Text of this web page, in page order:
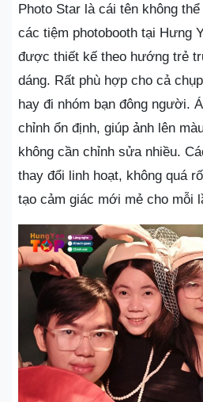
Photo Star là cái tên không
các tiệm photobooth tại Hưng
được thiết kế theo hướng trẻ
dáng. Rất phù hợp cho cả
hay đi nhóm bạn đông người.
chỉnh ổn định, giúp ảnh lên
không cần chỉnh sửa nhiều.
thay đổi linh hoạt, không quá
tạo cảm giác mới mẻ cho mỗi